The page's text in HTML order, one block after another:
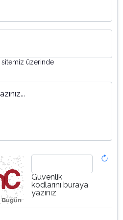
sitemiz üzerinde
Güvenlik
kodlarını buraya
yazınız